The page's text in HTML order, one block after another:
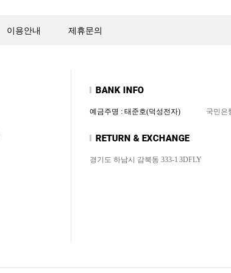
이용안내 제휴문의
예금주명 : 태준호(덕성전자) 국민은
경기도 하남시 감북동 333-1 3DFLY